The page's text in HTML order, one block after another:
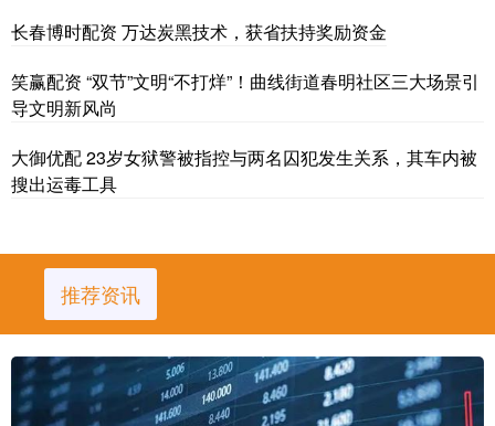
长春博时配资 万达炭黑技术，获省扶持奖励资金
笑赢配资 “双节”文明“不打烊”！曲线街道春明社区三大场景引
导文明新风尚
大御优配 23岁女狱警被指控与两名囚犯发生关系，其车内被
搜出运毒工具
推荐资讯